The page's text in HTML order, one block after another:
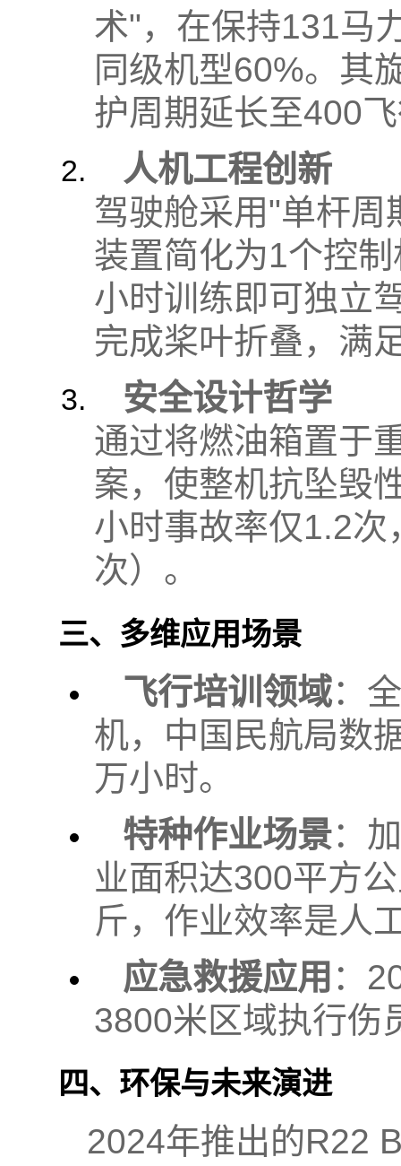
术"，在保持131马
同级机型60%。其
护周期延长至400
人机工程创新
驾驶舱采用"单杆
装置简化为1个控
小时训练即可独立
完成桨叶折叠，满
安全设计哲学
通过将燃油箱置于
案，使整机抗坠毁
小时事故率仅1.2
次）。
三、多维应用场景
飞行培训领域：
机，中国民航局数
万小时。
特种作业场景：
业面积达300平方
斤，作业效率是人
应急救援应用 ：
3800米区域执行伤
四、环保与未来演进
2024年推出的R22